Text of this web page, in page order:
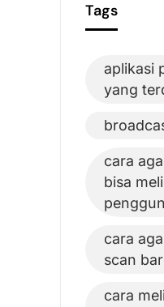
Tags
aplikasi
yang
cara
bisa
cara
scan
cara